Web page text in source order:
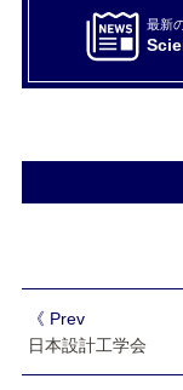
最新
《 Prev
日本設計工学会